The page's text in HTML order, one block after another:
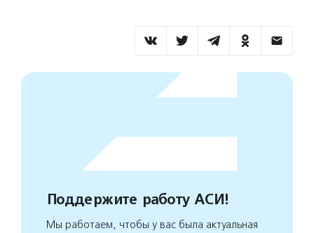
Поддержите работу АСИ!
Мы работаем, чтобы у вас была актуальная